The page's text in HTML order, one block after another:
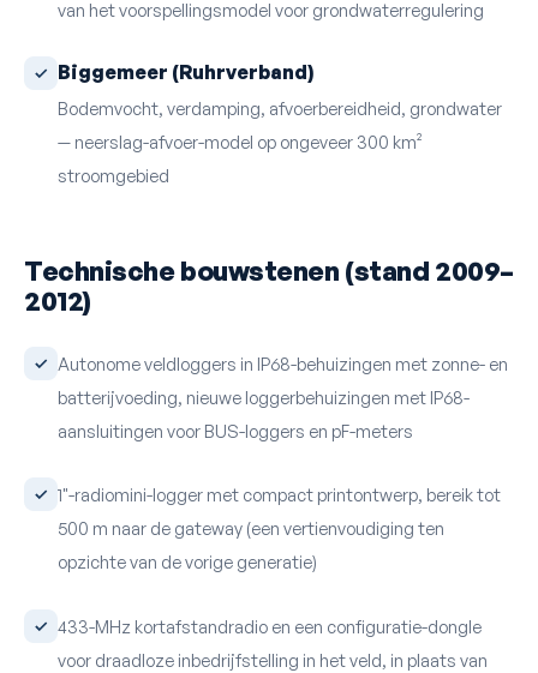
van het voorspellingsmodel voor grondwaterregulering
Biggemeer (Ruhrverband)
Bodemvocht, verdamping, afvoerbereidheid, grondwater
— neerslag-afvoer-model op ongeveer 300 km²
stroomgebied
Technische bouwstenen (stand 2009–
2012)
Autonome veldloggers in IP68-behuizingen met zonne- en
batterijvoeding, nieuwe loggerbehuizingen met IP68-
aansluitingen voor BUS-loggers en pF-meters
1"-radiomini-logger met compact printontwerp, bereik tot
500 m naar de gateway (een vertienvoudiging ten
opzichte van de vorige generatie)
433-MHz kortafstandradio en een configuratie-dongle
voor draadloze inbedrijfstelling in het veld, in plaats van